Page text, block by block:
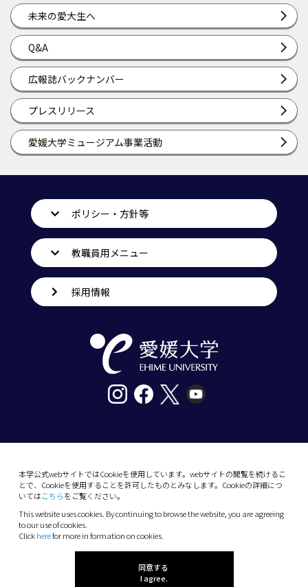
未来の愛大生へ
Q&A
広報誌バックナンバー
プレスリリース
愛媛大学ミュージアム事業活動
本学公式webサイトではCookieを使用しています。webサイトの閲覧を続けるこ
とで、Cookieを使用することを許可したものとみなします。Cookieの詳細につ
いてはこちらをご覧ください。
This website uses cookies. By continuing to browse the website, you are agreeing
to our use of cookies.
Clickherefor more in formation on cookies.
同意する
I agree.
ポリシー・方針等
教職員用メニュー
採用情報
10-13 Dogo-Himata, Matsuyama, Ehime 790-
Phone: +81 89-927-9000
(C) 2026 Ehime University.